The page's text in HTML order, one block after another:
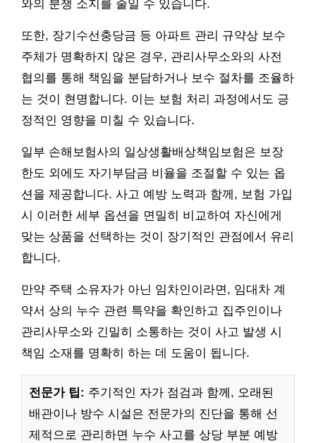
와의 분쟁 소지를 줄일 수 있습니다.
또한, 장기수선충당금 등 아파트 관리 규약상 보수
주체가 명확하지 않은 경우, 관리사무소와의 사전
협의를 통해 책임을 분담하거나 보수 절차를 조율하
는 것이 현명합니다. 이는 보험 처리 과정에서도 긍
정적인 영향을 미칠 수 있습니다.
일부 손해보험사의 일상생활배상책임보험은 보장
한도 외에도 자기부담금 비율을 조절할 수 있는 옵
션을 제공합니다. 사고 예방 노력과 함께, 보험 가입
시 이러한 세부 옵션을 면밀히 비교하여 자신에게
맞는 상품을 선택하는 것이 장기적인 관점에서 유리
합니다.
만약 주택 소유자가 아닌 임차인이라면, 임대차 계
약서 상의 누수 관련 특약을 확인하고 집주인이나
관리사무소와 긴밀히 소통하는 것이 사고 발생 시
책임 소재를 명확히 하는 데 도움이 됩니다.
전문가 팁: 주기적인 자가 점검과 함께, 오래된
배관이나 방수 시설은 전문가의 진단을 통해 선
제적으로 관리하면 누수 사고를 상당 부분 예방